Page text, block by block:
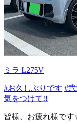
ミラ L275V
#お久しぶりです #
気をつけて!!
皆様、お疲れ様で